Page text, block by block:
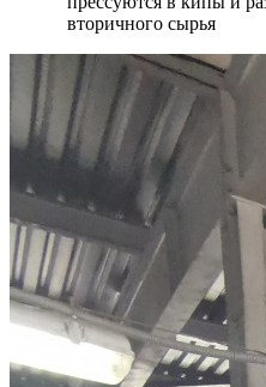
вторичного сырья